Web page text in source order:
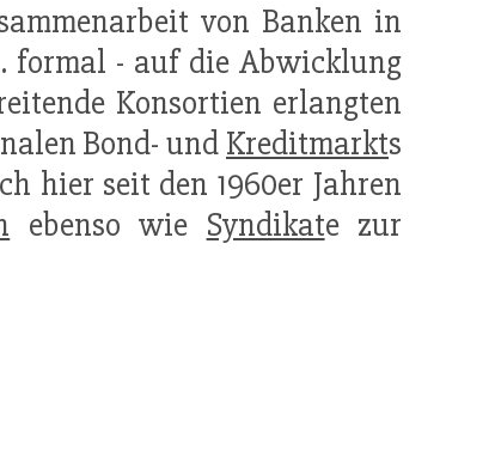
von Banken in
formal - auf die Abwicklung
Konsortien erlangten
Bond- und Kreditmarkts
hier seit den 1960er Jahren
ebenso wie Syndikate zur